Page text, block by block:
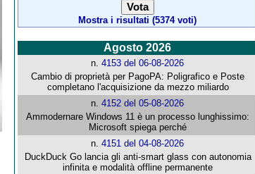
Mostra i risultati (5374 voti)
Agosto 2026
n.4153 del 06-08-2026
Cambio di proprietà per PagoPA: Poligrafico e Poste
completano l'acquisizione da mezzo miliardo
n.4152 del 05-08-2026
Ammodernare Windows 11 è un processo lunghissimo:
Microsoft spiega perché
n.4151 del 04-08-2026
DuckDuck Go lancia gli anti-smart glass con autonomia
infinita e modalità offline permanente